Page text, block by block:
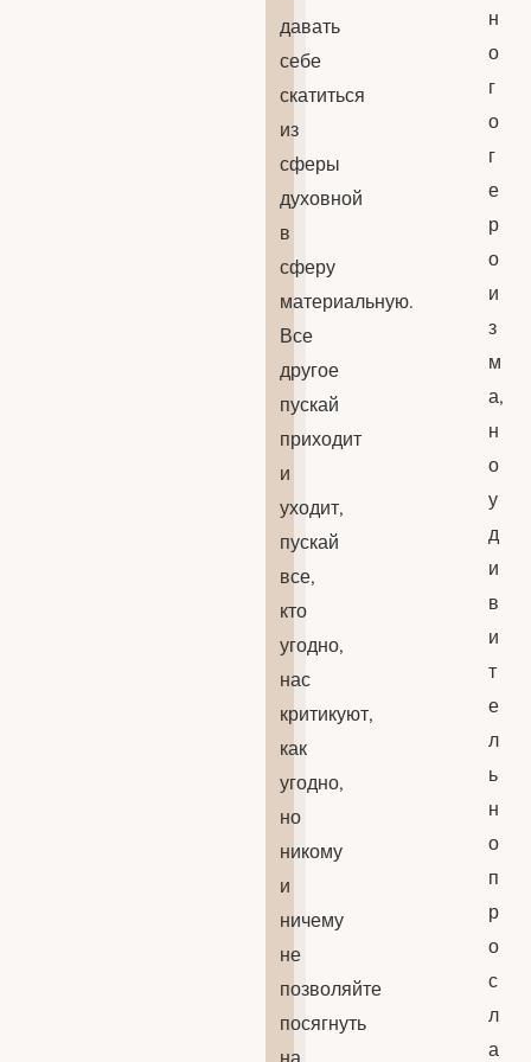
давать
себе
скатиться
из
сферы
духовной
в
сферу
материальную.
Все
другое
пускай
приходит
и
уходит,
пускай
все,
кто
угодно,
нас
критикуют,
как
угодно,
но
никому
и
ничему
не
позволяйте
посягнуть
н
о
г
о
г
е
р
о
и
з
м
а,
н
о
у
д
и
в
и
т
е
л
ь
н
о
п
р
о
с
л
а